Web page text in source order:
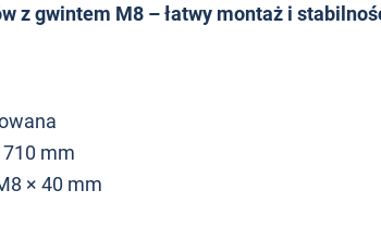
z gwintem M8 – łatwy montaż i
mm
× 40 mm